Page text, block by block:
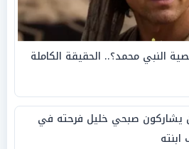
النبي محمد؟.. الحقيقة الكاملة
يشاركون صبحي خليل فرحته في